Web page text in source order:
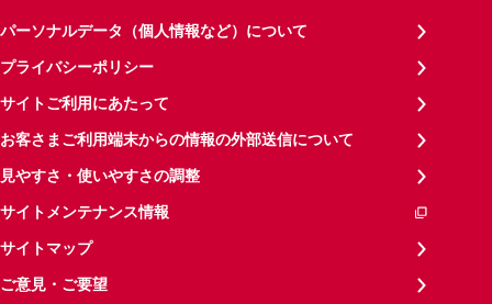
パーソナルデータ（個人情報など）について
プライバシーポリシー
サイトご利用にあたって
お客さまご利用端末からの情報の外部送信について
見やすさ・使いやすさの調整
サイトメンテナンス情報
サイトマップ
ご意見・ご要望